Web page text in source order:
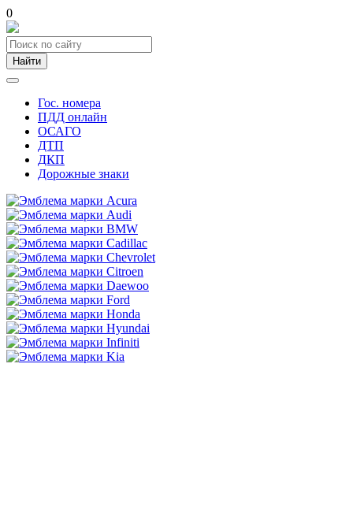
0
Найти
Гос. номера
ПДД онлайн
ОСАГО
ДТП
ДКП
Дорожные знаки